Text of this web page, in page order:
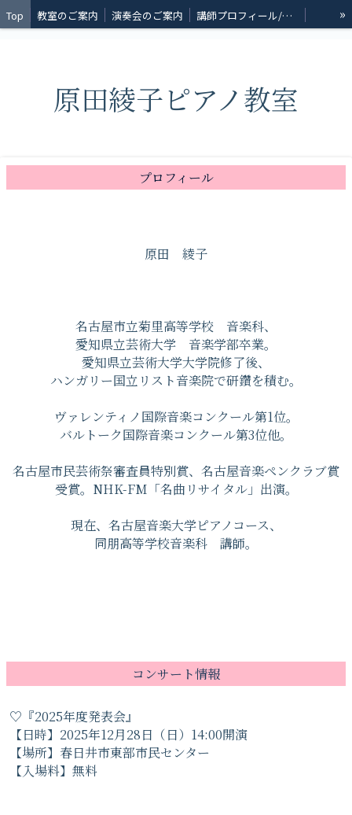
Top 教室のご案内 演奏会のご案内
講師プロフィール/コンサート情報
»
原田綾子ピアノ教室
プロフィール
原田 綾子
名古屋市立菊里高等学校 音楽科、
愛知県立芸術大学 音楽学部卒業。
愛知県立芸術大学大学院修了後、
ハンガリー国立リスト音楽院で研鑽を積む。
ヴァレンティノ国際音楽コンクール第1位。
バルトーク国際音楽コンクール第3位他。
名古屋市民芸術祭審査員特別賞、名古屋音楽ペンクラブ賞
受賞。NHK-FM「名曲リサイタル」出演。
現在、名古屋音楽大学ピアノコース、
同朋高等学校音楽科 講師。
コンサート情報
♡『2025年度発表会』
【日時】2025年12月28日（日）14:00開演
【場所】春日井市東部市民センター
【入場料】無料